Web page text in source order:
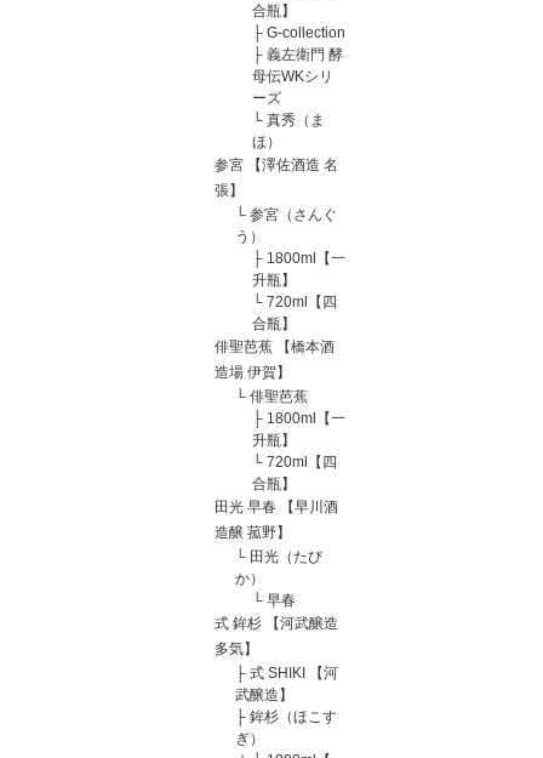
合瓶】
├ G-collection
├ 義左衛門 酵
母伝WKシリ
ーズ
└ 真秀（ま
ほ）
参宮 【澤佐酒造 名
張】
└ 参宮（さんぐ
う）
├ 1800ml【一
升瓶】
└ 720ml【四
合瓶】
俳聖芭蕉 【橋本酒
造場 伊賀】
└ 俳聖芭蕉
├ 1800ml【一
升瓶】
└ 720ml【四
合瓶】
田光 早春 【早川酒
造醸 菰野】
└ 田光（たび
か）
└ 早春
式 鉾杉 【河武醸造
多気】
├ 式 SHIKI 【河
武醸造】
├ 鉾杉（ほこす
ぎ）